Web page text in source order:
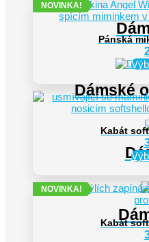
Dámské
NOVINKA!
Pánská
Kabát
NOVINKA!
Kabát